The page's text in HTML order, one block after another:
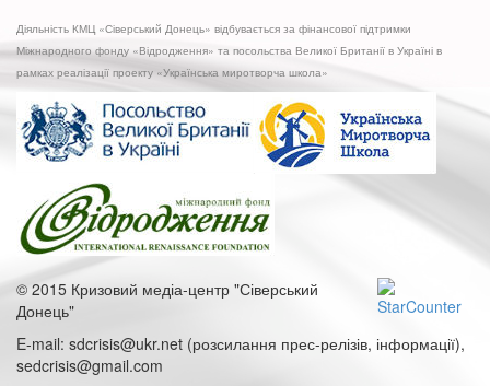
Діяльність КМЦ «Сіверський Донець» відбувається за фінансової підтримки
Міжнародного фонду «Відродження» та посольства Великої Британії в Україні в
рамках реалізації проекту «Українська миротворча школа»
© 2015 Кризовий медіа-центр "Сіверський
Донець"
E-mail: sdcrisis@ukr.net (розсилання прес-релізів, інформації),
sedcrisis@gmail.com